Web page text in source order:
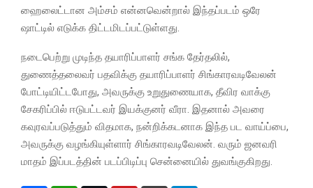
ஹைலைட்டான அம்சம் என்னவென்றால் இந்தப்படம் ஒரே
ஷாட்டில் எடுக்க திட்டமிடப்பட்டுள்ளது.
நடைபெற்று முடிந்த தயாரிப்பாளர் சங்க தேர்தலில்,
துணைத்தலைவர் பதவிக்கு தயாரிப்பாளர் சிங்காரவடிவேலன்
போட்டியிட்டபோது, அவருக்கு உறுதுணையாக, தீவிர வாக்கு
சேகரிப்பில் ஈடுபட்டவர் இயக்குனர் வீரா. இதனால் அவரை
கவுரவப்படுத்தும் விதமாக, நன்றிக்கடனாக இந்த பட வாய்ப்பை,
அவருக்கு வழங்கியுள்ளார் சிங்காரவடிவேலன். வரும் ஜனவரி
மாதம் இப்படத்தின் படப்பிடிப்பு சென்னையில் துவங்குகிறது.